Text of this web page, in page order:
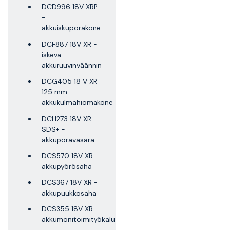
DCD996 18V XRP
-
akkuiskuporakone
DCF887 18V XR -
iskevä
akkuruuvinväännin
DCG405 18 V XR
125 mm -
akkukulmahiomakone
DCH273 18V XR
SDS+ -
akkuporavasara
DCS570 18V XR -
akkupyörösaha
DCS367 18V XR -
akkupuukkosaha
DCS355 18V XR -
akkumonitoimityökalu